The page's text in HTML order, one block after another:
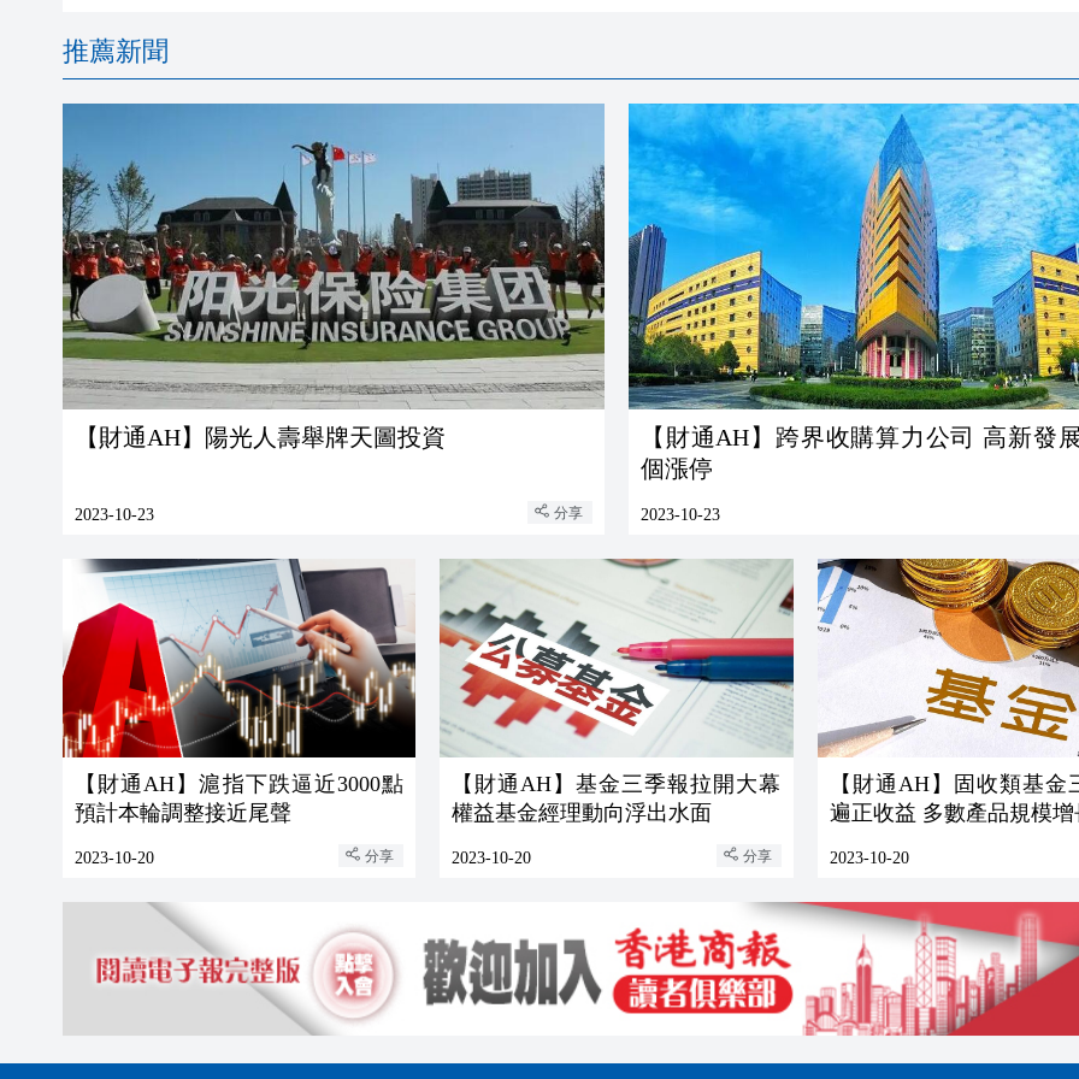
推薦新聞
【財通AH】陽光人壽舉牌天圖投資
2023-10-23 分享
【財通AH】跨界收購算力公司 高新發展連續兩
個漲停
2023-10-23
【財通AH】滬指下跌逼近3000點
預計本輪調整接近尾聲
2023-10-20 分享
【財通AH】基金三季報拉開大幕
權益基金經理動向浮出水面
2023-10-20 分享
【財通AH】固收類基金
遍正收益 多數產品規模
2023-10-20